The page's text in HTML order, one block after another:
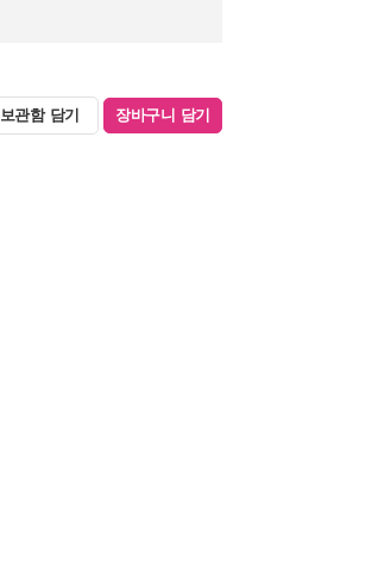
보관함 담기 장바구니 담기